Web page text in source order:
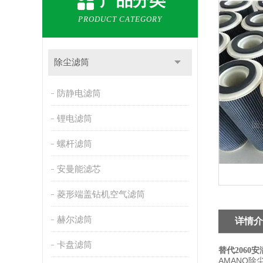
PRODUCT CATEGORY
除尘滤筒
防静电滤筒
锂电滤筒
螺杆滤筒
安曼能滤芯
菱形端盖钻机空气滤筒
赫尔滤筒
卡盘滤筒
详情
替代2060安
AMANO除